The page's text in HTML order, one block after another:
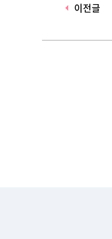
이전글